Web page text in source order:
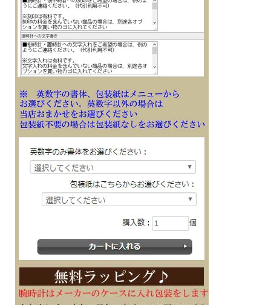
CASIO G-SHOCKのスポーツライン G-SQUAD カシオ Gショック ジー・ス
クワッド
距離計測機能やスマートフォン連携機能等、ランニングなどのトレーニングに役立
つ機能を搭載しました
一度補正すると次回から時計単体で走行距離の計測ができます
更に走行ペースの計測や自動でタイムを計測するオートラップ機能も可能に。ま
た、専用アプリでライフログやアクティビティ履歴などの確認、トレーニングプラ
ンの自動作成等もできます
バンドにはソフトウレタン素材を使用しフィット感を高めるとともに、細かく調整
ができるようバンド穴の数を多く設けています。また、多機能を日常的に使用した
際でも約2年の電池寿命を実現
日常の健康管理からランニングの持久力強化まで幅広く役立ちます
■樹脂バンド